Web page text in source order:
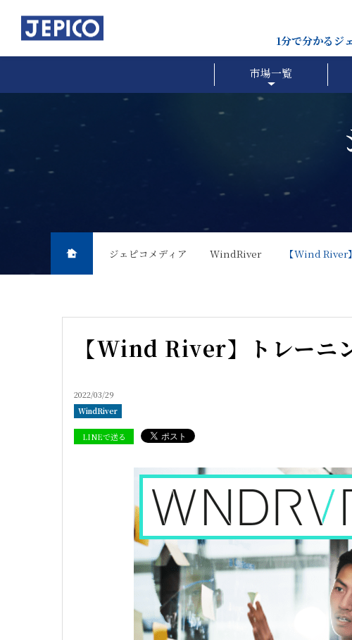
1分で分かるジ
市場一覧
ジェピコメディア WindRiver 【Wind River
【Wind River】トレーニ
2022/03/29
WindRiver
LINEで送る